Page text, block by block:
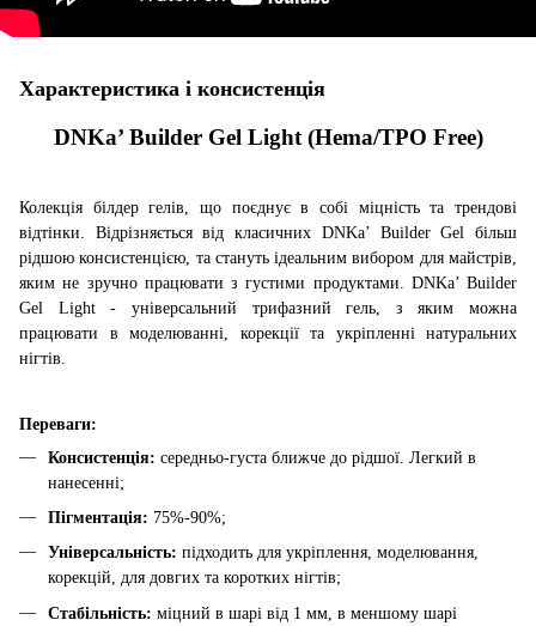
Характеристика і консистенція
DNKa’ Builder Gel Light (Hema/TPO Free)
Колекція білдер гелів, що поєднує в собі міцність та трендові
відтінки. Відрізняється від класичних DNKa’ Builder Gel більш
рідшою консистенцією, та стануть ідеальним вибором для майстрів,
яким не зручно працювати з густими продуктами. DNKa’ Builder
Gel Light - універсальний трифазний гель, з яким можна
працювати в моделюванні, корекції та укріпленні натуральних
нігтів.
Переваги:
Консистенція: середньо-густа ближче до рідшої. Легкий в
нанесенні;
Пігментація: 75%-90%;
Універсальність: підходить для укріплення, моделювання,
корекцій, для довгих та коротких нігтів;
Стабільність: міцний в шарі від 1 мм, в меншому шарі